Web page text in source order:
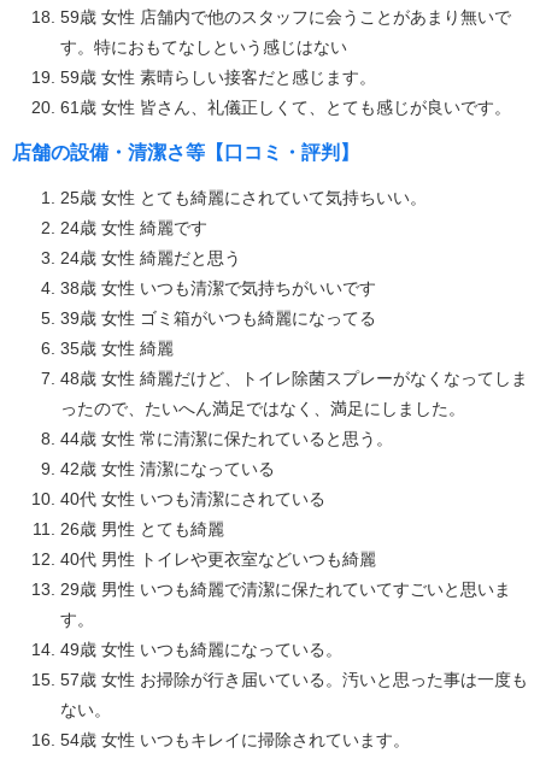
59歳 女性 店舗内で他のスタッフに会うことがあまり無いで
す。特におもてなしという感じはない
59歳 女性 素晴らしい接客だと感じます。
61歳 女性 皆さん、礼儀正しくて、とても感じが良いです。
店舗の設備・清潔さ等【口コミ・評判】
25歳 女性 とても綺麗にされていて気持ちいい。
24歳 女性 綺麗です
24歳 女性 綺麗だと思う
38歳 女性 いつも清潔で気持ちがいいです
39歳 女性 ゴミ箱がいつも綺麗になってる
35歳 女性 綺麗
48歳 女性 綺麗だけど、トイレ除菌スプレーがなくなってしま
ったので、たいへん満足ではなく、満足にしました。
44歳 女性 常に清潔に保たれていると思う。
42歳 女性 清潔になっている
40代 女性 いつも清潔にされている
26歳 男性 とても綺麗
40代 男性 トイレや更衣室などいつも綺麗
29歳 男性 いつも綺麗で清潔に保たれていてすごいと思いま
す。
49歳 女性 いつも綺麗になっている。
57歳 女性 お掃除が行き届いている。汚いと思った事は一度も
ない。
54歳 女性 いつもキレイに掃除されています。